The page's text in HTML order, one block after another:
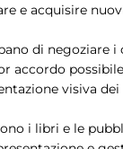
e acquisire
di
accordo
visiva
i libri e le